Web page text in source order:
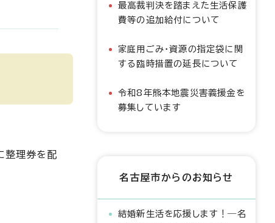
整理券を配
最高裁判決を踏まえた生活保護
費等の追加給付について
家庭用ごみ・資源の指定袋に関
する臨時措置の延長について
令和8年熊本地震災害義援金を
募集しています
名古屋市からのお知らせ
結婚新生活を応援します！―名